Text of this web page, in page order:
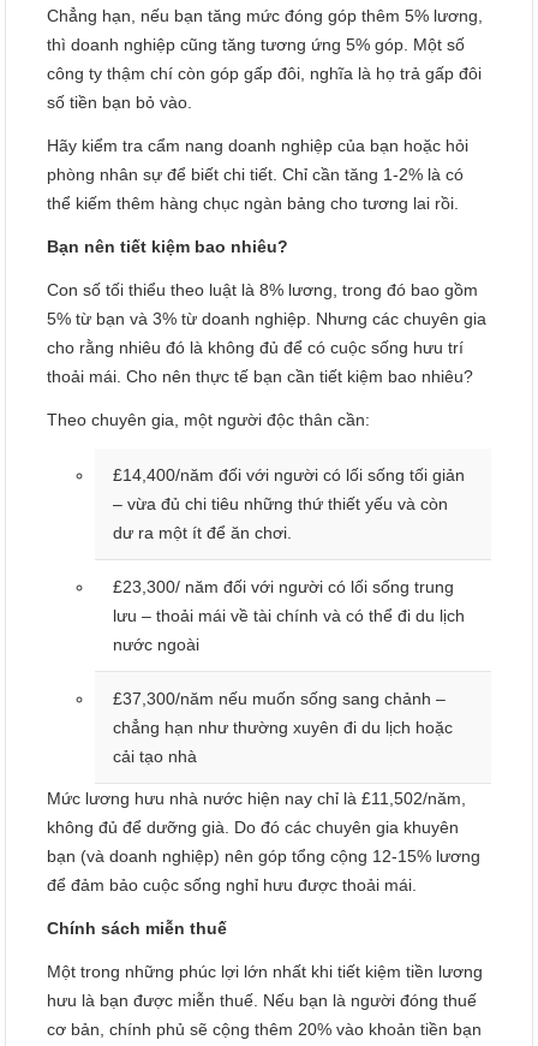
Chẳng hạn, nếu bạn tăng mức đóng góp thêm 5% lương,
thì doanh nghiệp cũng tăng tương ứng 5% góp. Một số
công ty thậm chí còn góp gấp đôi, nghĩa là họ trả gấp đôi
số tiền bạn bỏ vào.
Hãy kiểm tra cẩm nang doanh nghiệp của bạn hoặc hỏi
phòng nhân sự để biết chi tiết. Chỉ cần tăng 1-2% là có
thể kiếm thêm hàng chục ngàn bảng cho tương lai rồi.
Bạn nên tiết kiệm bao nhiêu?
Con số tối thiểu theo luật là 8% lương, trong đó bao gồm
5% từ bạn và 3% từ doanh nghiệp. Nhưng các chuyên gia
cho rằng nhiêu đó là không đủ để có cuộc sống hưu trí
thoải mái. Cho nên thực tế bạn cần tiết kiệm bao nhiêu?
Theo chuyên gia, một người độc thân cần:
£14,400/năm đối với người có lối sống tối giản
– vừa đủ chi tiêu những thứ thiết yếu và còn
dư ra một ít để ăn chơi.
£23,300/ năm đối với người có lối sống trung
lưu – thoải mái về tài chính và có thể đi du lịch
nước ngoài
£37,300/năm nếu muốn sống sang chảnh –
chẳng hạn như thường xuyên đi du lịch hoặc
cải tạo nhà
Mức lương hưu nhà nước hiện nay chỉ là £11,502/năm,
không đủ để dưỡng già. Do đó các chuyên gia khuyên
bạn (và doanh nghiệp) nên góp tổng cộng 12-15% lương
để đảm bảo cuộc sống nghỉ hưu được thoải mái.
Chính sách miễn thuế
Một trong những phúc lợi lớn nhất khi tiết kiệm tiền lương
hưu là bạn được miễn thuế. Nếu bạn là người đóng thuế
cơ bản, chính phủ sẽ cộng thêm 20% vào khoản tiền bạn